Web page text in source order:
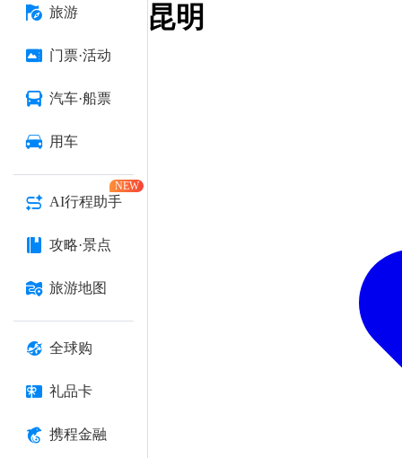
旅游
门票·活动
汽车·船票
用车
AI行程助手
NEW
攻略·景点
旅游地图
全球购
礼品卡
携程金融
昆明